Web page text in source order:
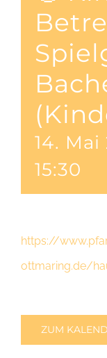
14. Mai
15:30
https://
ottmaring.de/
ZUM